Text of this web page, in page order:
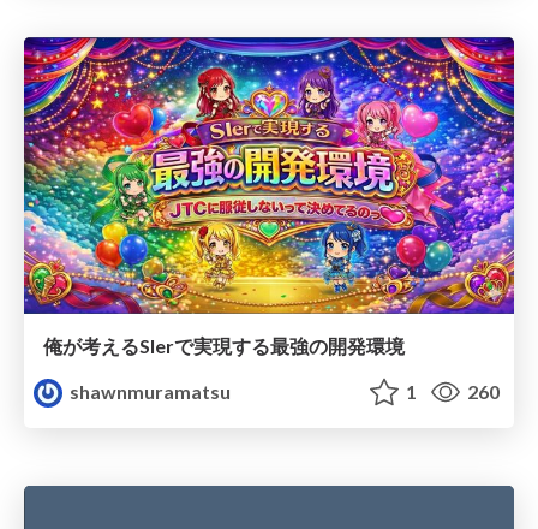
俺が考えるSIerで実現する最強の開発環境
shawnmuramatsu
1 260